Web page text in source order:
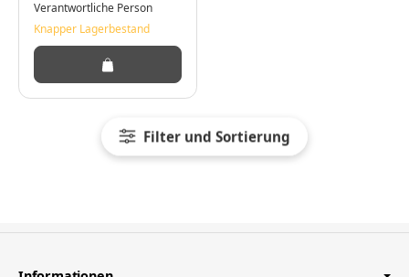
Filter und Sortierung
Verantwortliche Person
Knapper Lagerbestand